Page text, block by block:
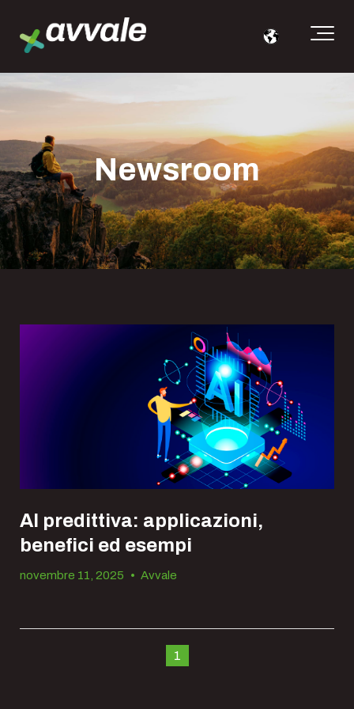
Newsroom
AI predittiva: applicazioni,
benefici ed esempi
novembre 11, 2025 • Avvale
1